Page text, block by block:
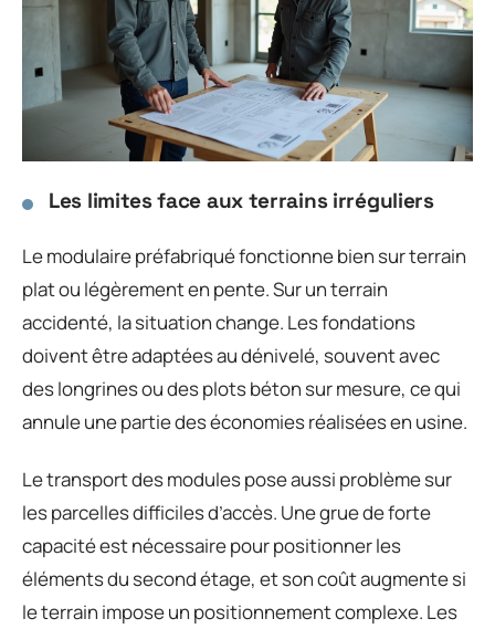
Les limites face aux terrains irréguliers
Le modulaire préfabriqué fonctionne bien sur terrain
plat ou légèrement en pente. Sur un terrain
accidenté, la situation change. Les fondations
doivent être adaptées au dénivelé, souvent avec
des longrines ou des plots béton sur mesure, ce qui
annule une partie des économies réalisées en usine.
Le transport des modules pose aussi problème sur
les parcelles difficiles d’accès. Une grue de forte
capacité est nécessaire pour positionner les
éléments du second étage, et son coût augmente si
le terrain impose un positionnement complexe. Les